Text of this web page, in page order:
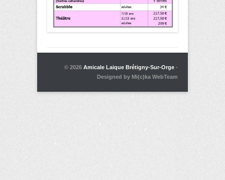
© 2026 Amicale Laique Brétigny-Sur-Orge -
Designed by Mi(c)ka WebTeam